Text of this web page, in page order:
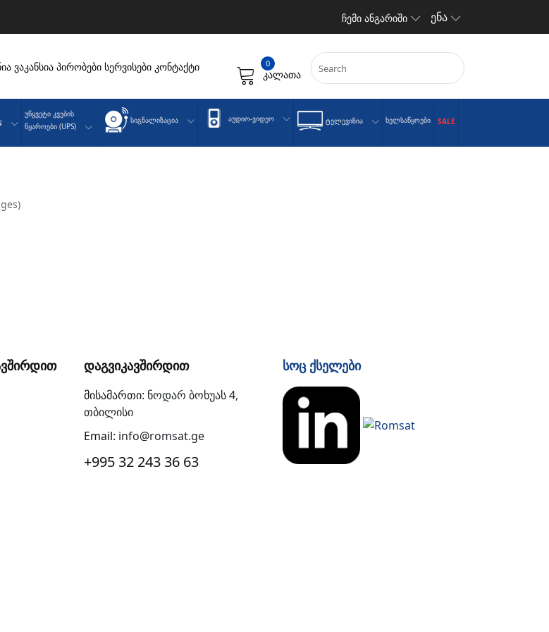
ჩემი ანგარიში ენა
ვაკანსია პირობები სერვისები კონტაქტი 0
კალათა
Უწყვეტი Კვების
Წყაროები (UPS)
Სიგნალიზაცია Აუდიო-Ვიდეო Ტელევიზია Ხელსაწყოები SALE
Დაგვიკავშირდით
მისამართი: ნოდარ ბოხუას 4,
თბილისი
Email: info@romsat.ge
+995 32 243 36 63
Სოც Ქსელები